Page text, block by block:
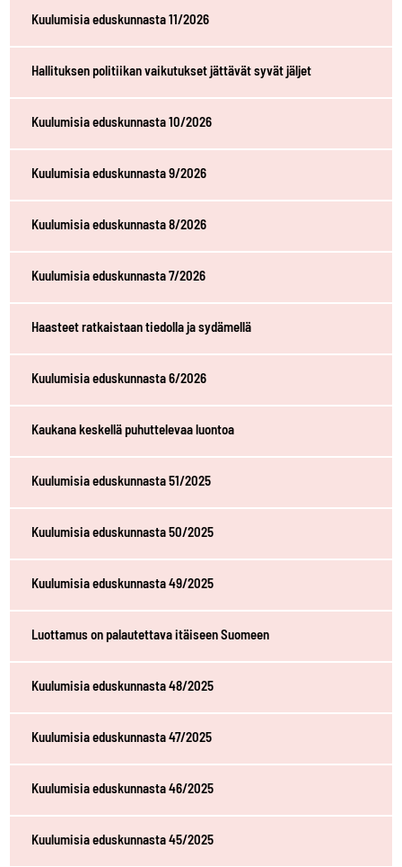
Kuulumisia eduskunnasta 11/2026
Hallituksen politiikan vaikutukset jättävät syvät jäljet
Kuulumisia eduskunnasta 10/2026
Kuulumisia eduskunnasta 9/2026
Kuulumisia eduskunnasta 8/2026
Kuulumisia eduskunnasta 7/2026
Haasteet ratkaistaan tiedolla ja sydämellä
Kuulumisia eduskunnasta 6/2026
Kaukana keskellä puhuttelevaa luontoa
Kuulumisia eduskunnasta 51/2025
Kuulumisia eduskunnasta 50/2025
Kuulumisia eduskunnasta 49/2025
Luottamus on palautettava itäiseen Suomeen
Kuulumisia eduskunnasta 48/2025
Kuulumisia eduskunnasta 47/2025
Kuulumisia eduskunnasta 46/2025
Kuulumisia eduskunnasta 45/2025